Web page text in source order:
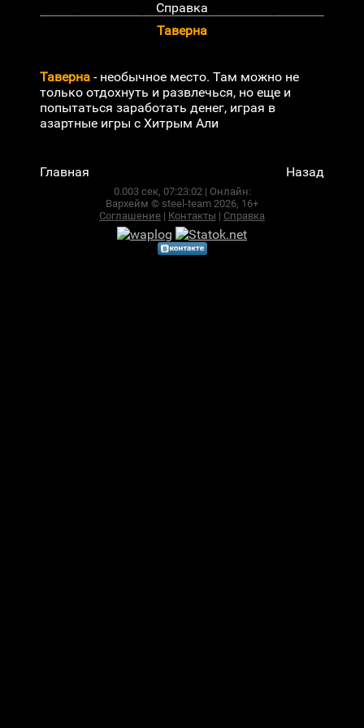
Справка
Таверна
Таверна - необычное место. Там можно не
только отдохнуть и развлечься, но еще и
попытаться заработать денег, играя в
азартные игры с Хитрым Али
Главная Назад
0.003 сек, 07:23:02| Онлайн:
Вархейм © steel-team 2026, 16+
Соглашение | Контакты | Справка